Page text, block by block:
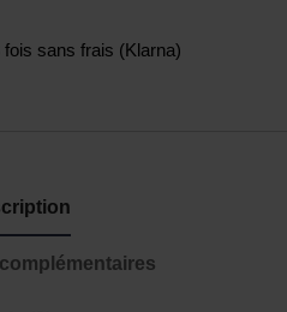
fois sans frais (Klarna)